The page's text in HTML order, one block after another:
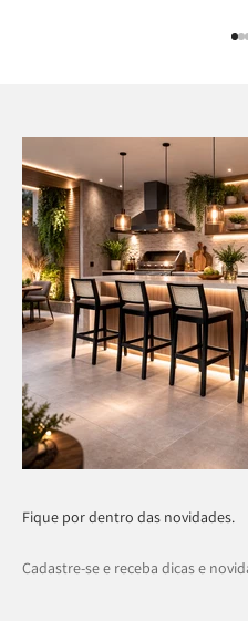
Fique por dentro das novidades.
Cadastre-se e receba dicas e